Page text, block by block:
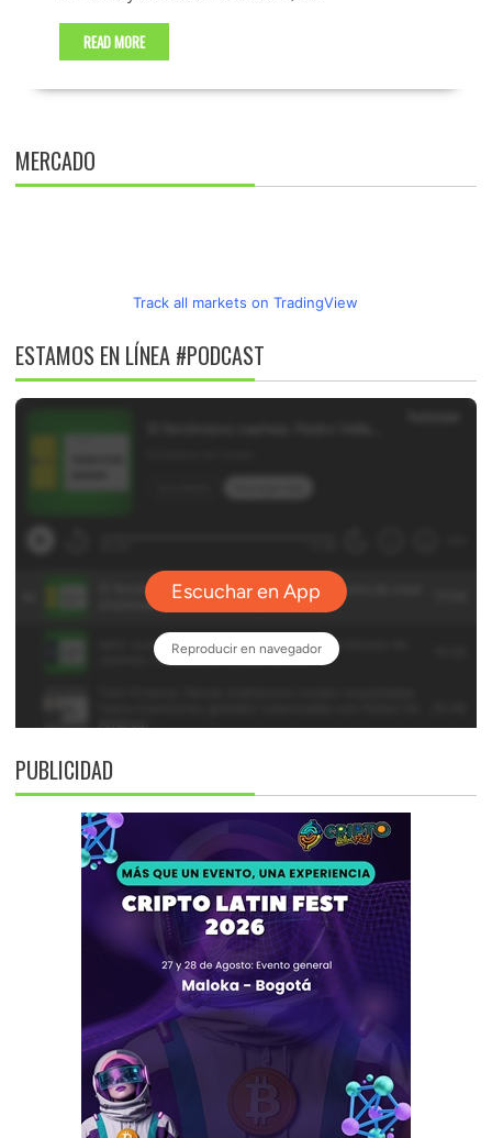
READ MORE
MERCADO
Track all markets on TradingView
ESTAMOS EN LÍNEA #PODCAST
PUBLICIDAD